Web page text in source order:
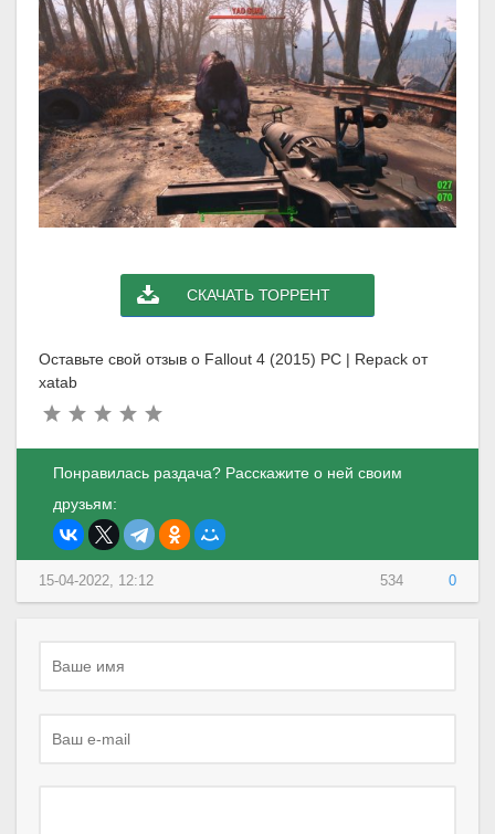
СКАЧАТЬ ТОРРЕНТ
Оставьте свой отзыв о Fallout 4 (2015) PC | Repack от
xatab
Понравилась раздача? Расскажите о ней своим
друзьям:
534 0
15-04-2022, 12:12